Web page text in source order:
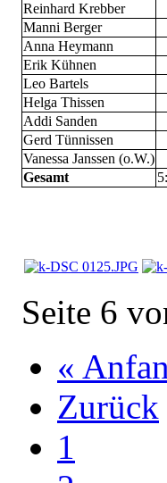
Reinhard Krebber
Manni Berger
Anna Heymann
Erik Kühnen
Leo Bartels
Helga Thissen
Addi Sanden
Gerd Tünnissen
Vanessa Janssen (o.W.)
Gesamt
Seite 6
«
Zurück
1